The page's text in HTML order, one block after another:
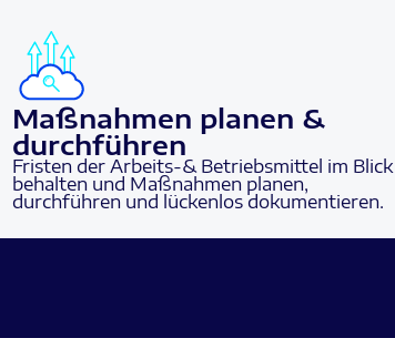
Maßnahmen planen &
durchführen
Fristen der Arbeits-& Betriebsmittel im Blick
behalten und Maßnahmen planen,
durchführen und lückenlos dokumentieren.